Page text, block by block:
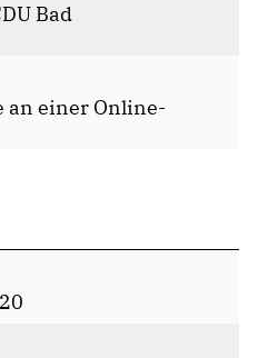
Bad
an einer Online-